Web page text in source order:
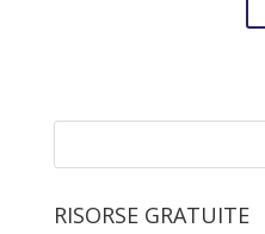
RISORSE GRATUITE